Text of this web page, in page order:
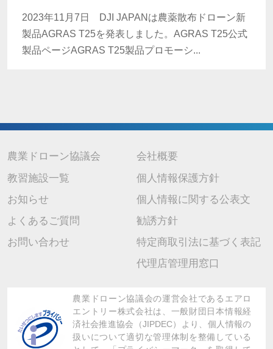
2023年11月7日 DJI JAPANは農薬散布ドローン新
製品AGRAS T25を発表しました。AGRAS T25公式
製品ページAGRAS T25製品プロモーシ...
農業ドローン協議会
教習施設一覧
お知らせ
よくあるご質問
お問い合わせ
会社概要
個人情報保護方針
個人情報に関する公表文
勧誘方針
特定商取引法に基づく表記
代理店管理用窓口
農業ドローン協議会の運営会社であるエアロ
エントリー株式会社は、 一般財団日本情報経
済社会推進協会（JIPDEC）より、 個人情報の
扱いについて適切な管理体制を整備している